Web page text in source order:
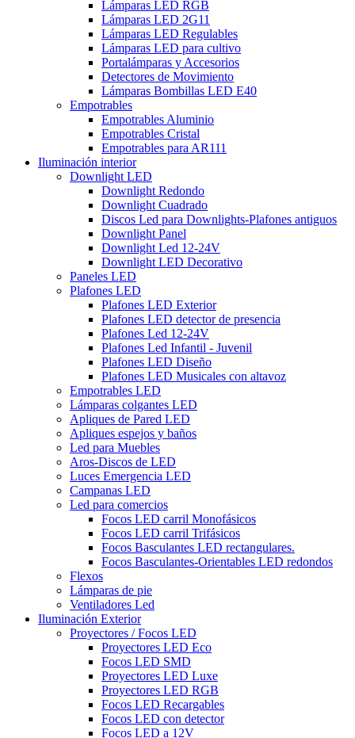
Lámparas LED RGB
Lámparas LED 2G11
Lámparas LED Regulables
Lámparas LED para cultivo
Portalámparas y Accesorios
Detectores de Movimiento
Lámparas Bombillas LED E40
Empotrables
Empotrables Aluminio
Empotrables Cristal
Empotrables para AR111
Iluminación interior
Downlight LED
Downlight Redondo
Downlight Cuadrado
Discos Led para Downlights-Plafones antiguos
Downlight Panel
Downlight Led 12-24V
Downlight LED Decorativo
Paneles LED
Plafones LED
Plafones LED Exterior
Plafones LED detector de presencia
Plafones Led 12-24V
Plafones Led Infantil - Juvenil
Plafones LED Diseño
Plafones LED Musicales con altavoz
Empotrables LED
Lámparas colgantes LED
Apliques de Pared LED
Apliques espejos y baños
Led para Muebles
Aros-Discos de LED
Luces Emergencia LED
Campanas LED
Led para comercios
Focos LED carril Monofásicos
Focos LED carril Trifásicos
Focos Basculantes LED rectangulares.
Focos Basculantes-Orientables LED redondos
Flexos
Lámparas de pie
Ventiladores Led
Iluminación Exterior
Proyectores / Focos LED
Proyectores LED Eco
Focos LED SMD
Proyectores LED Luxe
Proyectores LED RGB
Focos LED Recargables
Focos LED con detector
Focos LED a 12V